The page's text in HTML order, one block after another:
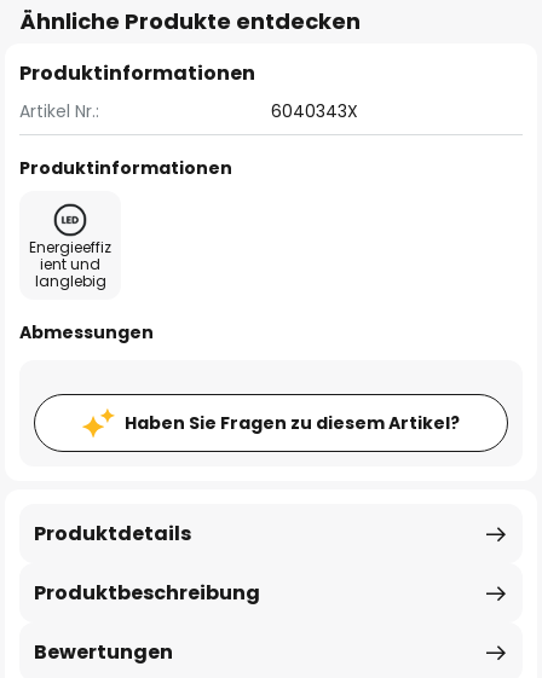
Ähnliche Produkte entdecken
Produktinformationen
Artikel Nr.: 6040343X
Produktinformationen
Energieeffiz
ient und
langlebig
Abmessungen
Haben Sie Fragen zu diesem Artikel?
Produktbeschreibung
Produktdetails
Bewertungen